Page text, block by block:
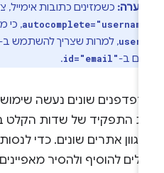
הערה:כשמזינים כתובות אימייל,
, כי
, למרות שצריך להשתמש ב-
גם ב-id="email"
.
שונים נעשה שימוש
התפקיד של שדות הקלט
אתרים שונים. כדי
להוסיף ולהסיר מאפיינים.